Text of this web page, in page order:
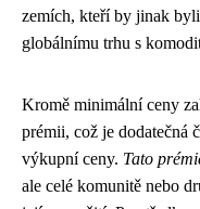
zemích, kteří by jinak
globálnímu trhu s
Kromě minimální ceny
prémii, což je dodatečná
výkupní ceny. Tato
ale celé komunitě nebo